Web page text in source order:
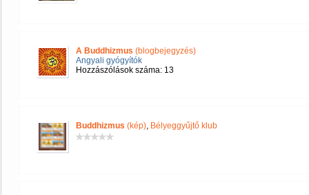
A Buddhizmus (blogbejegyzés)
Angyali gyógyítók
Hozzászólások száma: 13
Buddhizmus (kép), Bélyeggyűjtő klub